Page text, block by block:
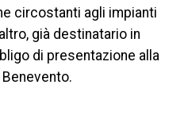
circostanti agli impianti
già destinatario in
di presentazione alla